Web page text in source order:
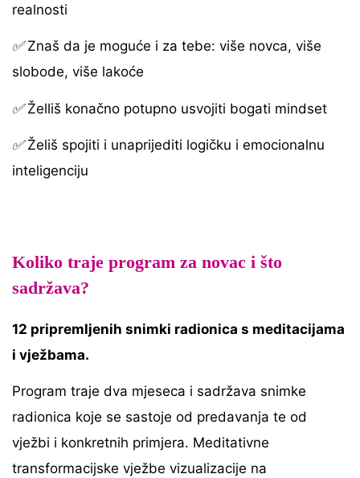
realnosti
✅Znaš da je moguće i za tebe: više novca, više
slobode, više lakoće
✅Želliš konačno potupno usvojiti bogati mindset
✅Želiš spojiti i unaprijediti logičku i emocionalnu
inteligenciju
Koliko traje program za novac i što
sadržava?
12 pripremljenih snimki radionica s meditacijama
i vježbama.
Program traje dva mjeseca i sadržava snimke
radionica koje se sastoje od predavanja te od
vježbi i konkretnih primjera. Meditativne
transformacijske vježbe vizualizacije na